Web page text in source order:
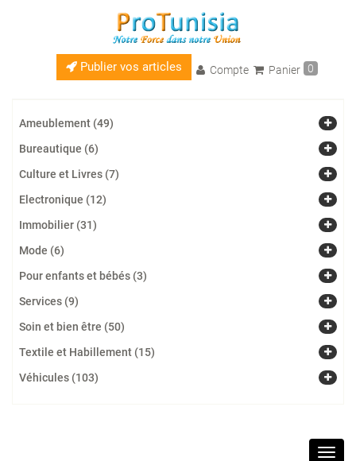
Publier vos articles Compte Panier 0
Ameublement (49)
Bureautique (6)
Culture et Livres (7)
Electronique (12)
Immobilier (31)
Mode (6)
Pour enfants et bébés (3)
Services (9)
Soin et bien être (50)
Textile et Habillement (15)
Véhicules (103)